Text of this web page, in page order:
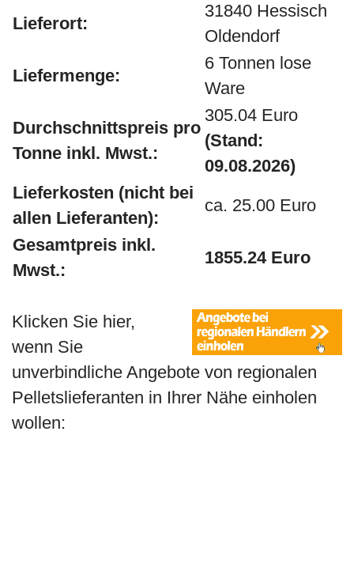
Lieferort:
31840 Hessisch
Oldendorf
Liefermenge:
6 Tonnen lose
Ware
Durchschnittspreis pro
Tonne inkl. Mwst.:
305.04 Euro
(Stand:
09.08.2026)
Lieferkosten (nicht bei
allen Lieferanten):
ca. 25.00 Euro
Gesamtpreis inkl.
Mwst.:
1855.24 Euro
Klicken Sie hier,
wenn Sie
unverbindliche Angebote von regionalen
Pelletslieferanten in Ihrer Nähe einholen
wollen: